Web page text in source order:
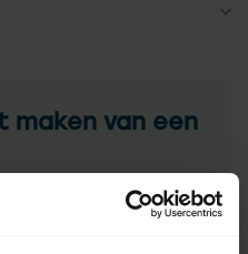
maken van een